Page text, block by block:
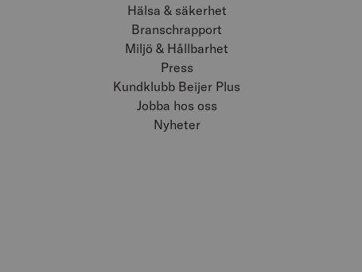
Hälsa & säkerhet
Branschrapport
Miljö & Hållbarhet
Press
Kundklubb Beijer Plus
Jobba hos oss
Nyheter